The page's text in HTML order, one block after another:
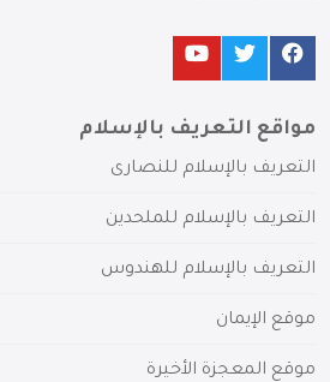
مواقع التعريف بالإسلام
التعريف بالإسلام للنصارى
التعريف بالإسلام للملحدين
التعريف بالإسلام للهندوس
موقع الإيمان
موقع المعجزة الأخيرة